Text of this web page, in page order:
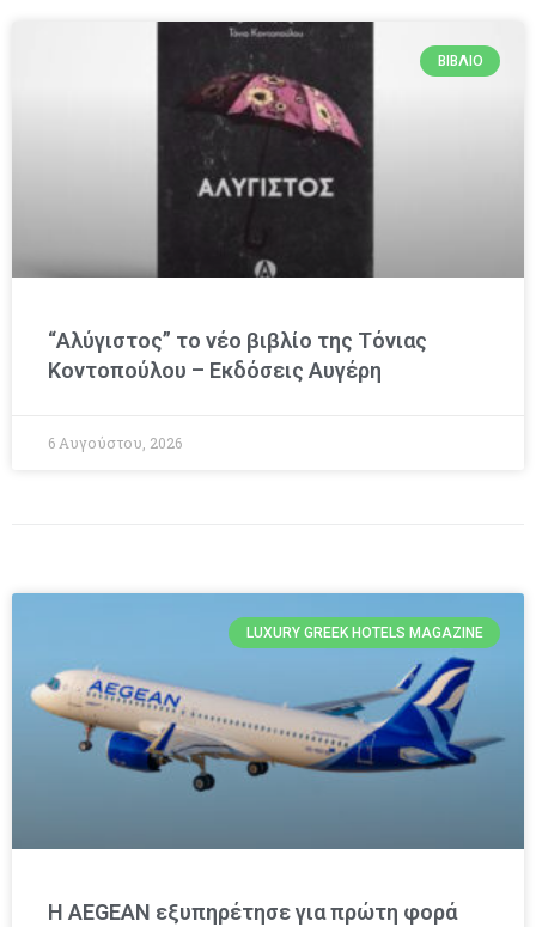
ΒΙΒΛΊΟ
“Αλύγιστος” το νέο βιβλίο της Τόνιας
Κοντοπούλου – Εκδόσεις Αυγέρη
6 Αυγούστου, 2026
LUXURY GREEK HOTELS MAGAZINE
Η AEGEAN εξυπηρέτησε για πρώτη φορά